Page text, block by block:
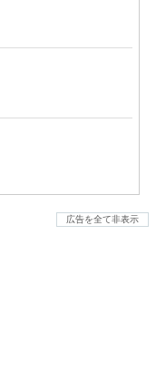
広告を全て非表示